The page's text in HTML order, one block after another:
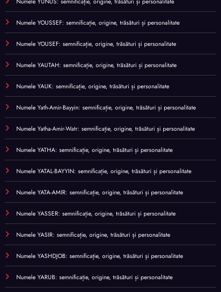
Numele YOUSSEF: semnificație, origine, trăsături și personalitate
Numele YOUSEF: semnificație, origine, trăsături și personalitate
Numele YAUTAH: semnificație, origine, trăsături și personalitate
Numele YAUK: semnificație, origine, trăsături și personalitate
Numele Yath-Amir-Bayyin: semnificație, origine, trăsături și personalitate
Numele Yatha-Amir-Watr: semnificație, origine, trăsături și personalitate
Numele YATHA: semnificație, origine, trăsături și personalitate
Numele YATAL-BAYYIN: semnificație, origine, trăsături și personalitate
Numele YATA-AMIR: semnificație, origine, trăsături și personalitate
Numele YASSER: semnificație, origine, trăsături și personalitate
Numele YASIR: semnificație, origine, trăsături și personalitate
Numele YASHDJOB: semnificație, origine, trăsături și personalitate
Numele YARUB: semnificație, origine, trăsături și personalitate